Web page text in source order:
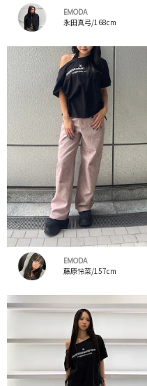
EMODA
永田真弓/168cm
EMODA
藤原怜菜/157cm